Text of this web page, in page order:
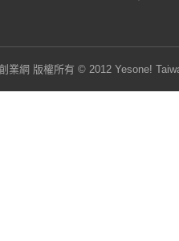
業網 版權所有 © 2012 Yesone!